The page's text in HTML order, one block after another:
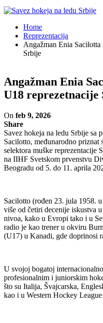
Home
Reprezentacija
Angažman Enia Sacilotta
Srbije
Angažman Enia
U18 reprezetnacije
On feb 9, 2026
Share
Savez hokeja na ledu Srbije sa
Sacilotto, međunarodno priznat
selektora muške reprezentacije
na IIHF Svetskom prvenstvu
Beogradu od 5. do 11. aprila
Sacilotto (rođen 23. jula 1958.
više od četiri decenije iskustva
nivoa, kako u Evropi tako i u
radio je kao trener u okviru
(U17) u Kanadi, gde doprinosi
U svojoj bogatoj
profesionalnim i juniorskim
što su Italija, Švajcarska,
kao i u Western Hockey